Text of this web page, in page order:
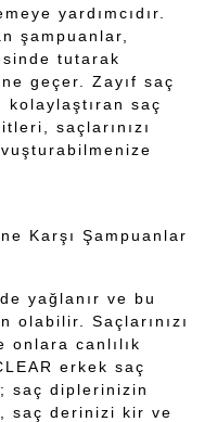
yardımcıdır.
şampuanlar,
tutarak
geçer. Zayıf saç
kolaylaştıran saç
saçlarınızı
Karşı Şampuanlar
yağlanır ve bu
olabilir. Saçlarınızı
onlara canlılık
erkek saç
saç diplerinizin
saç derinizi kir ve